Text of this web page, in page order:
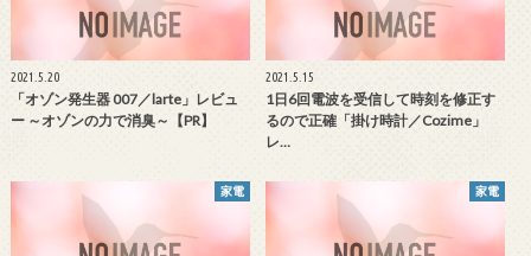
2021.5.20
「オゾン発生器 007／larte」レビュ
ー ～オゾンの力で消臭～【PR】
2021.5.15
1日6回電波を受信して時刻を修正す
るので正確「掛け時計／Cozime」
レ…
家電 家電